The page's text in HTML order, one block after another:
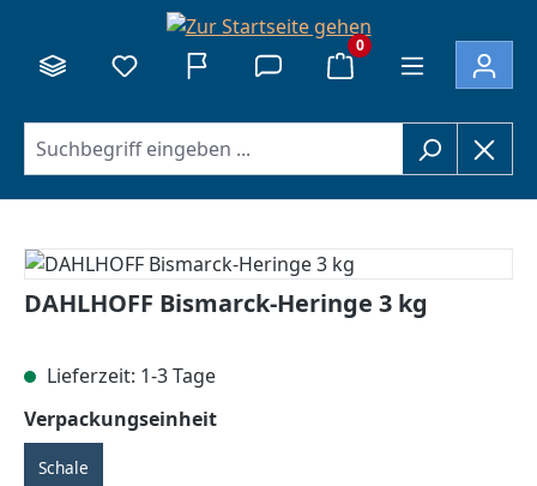
0
Bildergalerie überspringen
DAHLHOFF Bismarck-Heringe 3 kg
Lieferzeit: 1-3 Tage
Verpackungseinheitauswählen
Schale